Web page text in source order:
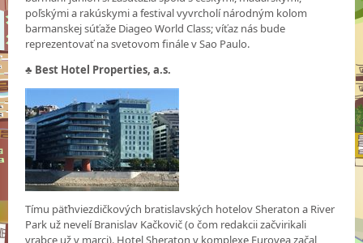
poľskými a rakúskymi a festival vyvrcholí národným kolom
barmanskej súťaže Diageo World Class; víťaz nás bude
reprezentovať na svetovom finále v Sao Paulo.
♣ Best Hotel Properties, a.s.
Tímu päťhviezdičkových bratislavských hotelov Sheraton a River
Park už nevelí Branislav Kačkovič (o čom redakcii začvirikali
vrabce už v marci). Hotel Sheraton v komplexe Eurovea začal